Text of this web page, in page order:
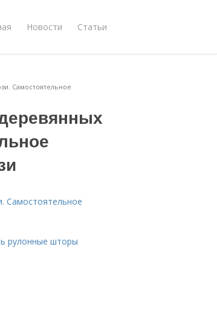
Новости Статьи
Самостоятельное
Самостоятельное
рулонные шторы